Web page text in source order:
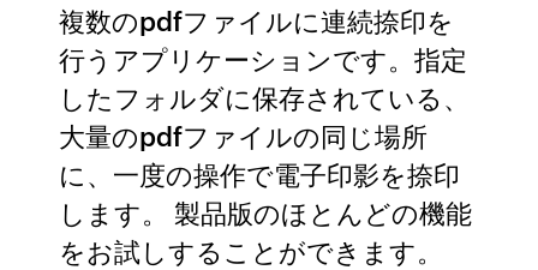
複数のpdfファイルに連続捺印を
行うアプリケーションです。指定
したフォルダに保存されている、
大量のpdfファイルの同じ場所
に、一度の操作で電子印影を捺印
します。 製品版のほとんどの機能
をお試しすることができます。